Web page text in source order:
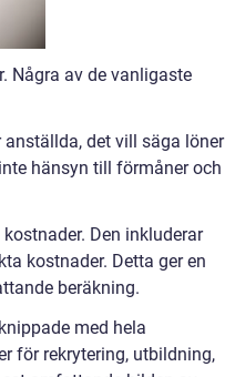
Några av de vanligaste
det vill säga löner
hänsyn till förmåner och
Den inkluderar
kostnader. Detta ger en
beräkning.
med hela
för rekrytering, utbildning,